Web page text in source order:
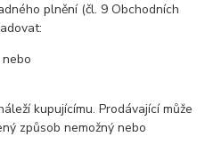
plnění (čl. 9 Obchodních
kupujícímu. Prodávající může
způsob nemožný nebo